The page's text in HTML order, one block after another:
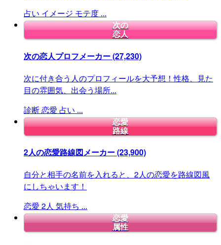
占い イメージ モテ度 ...
次の
恋人
次の恋人プロフメーカー(27,230)
次に付き合う人のプロフィールを大予想！性格、見た
目の雰囲気、出会う場所...
診断恋愛 占い ...
恋愛
路線
2人の恋愛路線図メーカー(23,900)
自分と相手の名前を入れると、2人の恋愛を路線図風
にしちゃいます！
恋愛 2人 気持ち ...
恋愛
属性